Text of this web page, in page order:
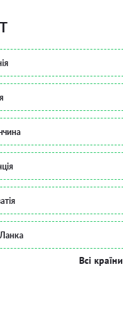
Всі країни